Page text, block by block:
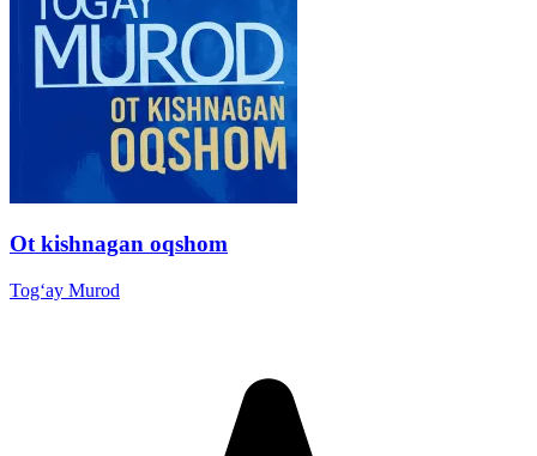
Ot kishnagan oqshom
Tog‘ay Murod